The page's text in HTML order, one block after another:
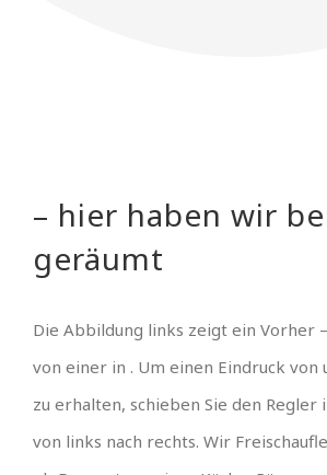
– hier haben wir
geräumt
Die Abbildung links zeigt ein Vorher
von einer in . Um einen Eindruck von
zu erhalten, schieben Sie den Regler
von links nach rechts. Wir